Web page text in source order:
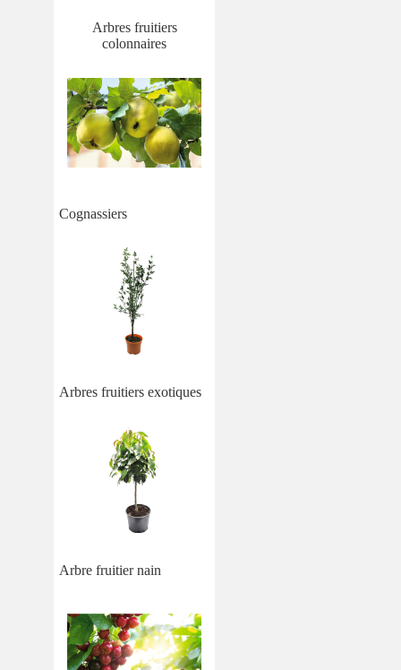
Arbres fruitiers
colonnaires
Cognassiers
Arbres fruitiers exotiques
Arbre fruitier nain